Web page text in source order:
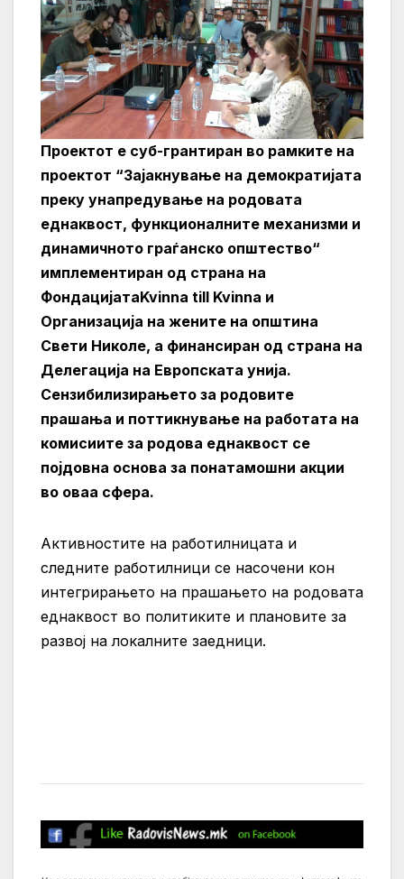
Проектот е суб-грантиран во рамките на
проектот “Зајакнување на демократијата
преку унапредување на родовата
еднаквост, функционалните механизми и
динамичното граѓанско општество“
имплементиран од страна на
ФондацијатаKvinna till Kvinna и
Организација на жените на општина
Свети Николе, а финансиран од страна на
Делегација на Европската унија.
Сензибилизирањето за родовите
прашања и поттикнување на работата на
комисиите за родова еднаквост се
појдовна основа за понатамошни акции
во оваа сфера.
Активностите на работилницата и
следните работилници се насочени кон
интегрирањето на прашањето на родовата
еднаквост во политиките и плановите за
развој на локалните заедници.